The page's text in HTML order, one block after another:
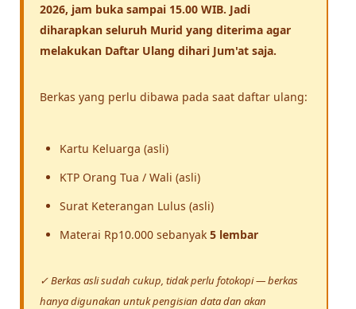
2026, jam buka sampai 15.00 WIB. Jadi
diharapkan seluruh Murid yang diterima agar
melakukan Daftar Ulang dihari Jum'at saja.
Berkas yang perlu dibawa pada saat daftar ulang:
Kartu Keluarga (asli)
KTP Orang Tua / Wali (asli)
Surat Keterangan Lulus (asli)
Materai Rp10.000 sebanyak 5 lembar
✓ Berkas asli sudah cukup, tidak perlu fotokopi — berkas
hanya digunakan untuk pengisian data dan akan